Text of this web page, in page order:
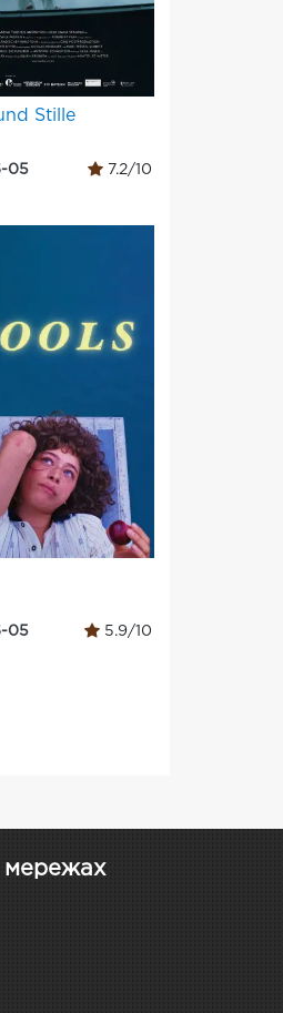
Stille
05 7.2/10
05 5.9/10
мережах